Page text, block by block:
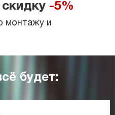
-5%
монтажу и
будет: